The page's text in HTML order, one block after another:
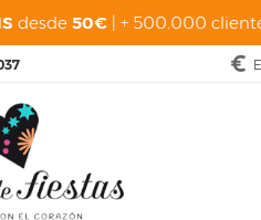
desde 50€ | + 500.000